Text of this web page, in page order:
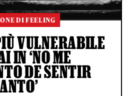
DI FEELING
VULNERABILE
IN ‘NO ME
DE SENTIR